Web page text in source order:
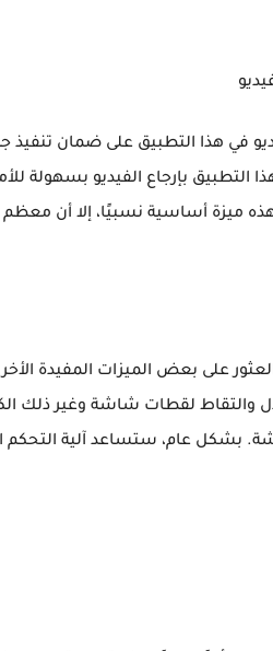
في هذا التطبيق على ضمان تنفيذ
التطبيق بإرجاع الفيديو بسهولة
ميزة أساسية نسبيًا، إلا أن معظم
على بعض الميزات المفيدة
لقطات شاشة وغير ذلك
بشكل عام، ستساعد آلية